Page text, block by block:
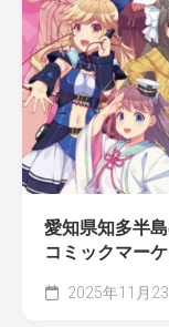
愛知県知多半
コミックマー
2025年11月23